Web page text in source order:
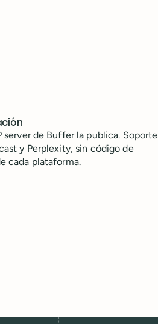
de Buffer la publica. Soporte
y Perplexity, sin código de
cada plataforma.